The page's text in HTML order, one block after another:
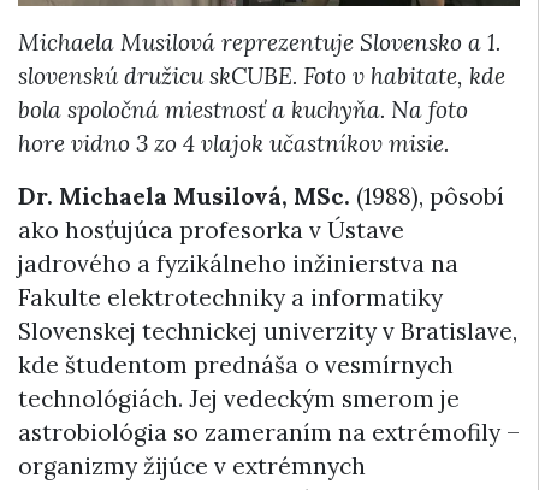
Michaela Musilová reprezentuje Slovensko a 1.
slovenskú družicu skCUBE. Foto v habitate, kde
bola spoločná miestnosť a kuchyňa. Na foto
hore vidno 3 zo 4 vlajok učastníkov misie.
Dr. Michaela Musilová, MSc. (1988), pôsobí
ako hosťujúca profesorka v Ústave
jadrového a fyzikálneho inžinierstva na
Fakulte elektrotechniky a informatiky
Slovenskej technickej univerzity v Bratislave,
kde študentom prednáša o vesmírnych
technológiách. Jej vedeckým smerom je
astrobiológia so zameraním na extrémofily –
organizmy žijúce v extrémnych